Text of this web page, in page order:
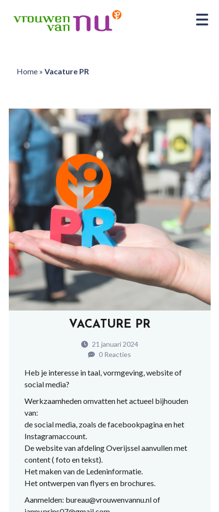
Home» Vacature PR
VACATURE PR
21 januari 2024
0 Reacties
Heb je interesse in taal, vormgeving, website of
social media?
Werkzaamheden omvatten het actueel bijhouden
van:
de social media, zoals de facebookpagina en het
Instagramaccount.
De website van afdeling Overijssel aanvullen met
content ( foto en tekst).
Het maken van de Ledeninformatie.
Het ontwerpen van flyers en brochures.
Aanmelden: bureau@vrouwenvannu.nl of